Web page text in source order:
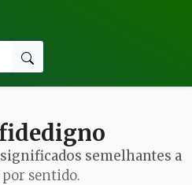
significados semelhantes a
sentido.